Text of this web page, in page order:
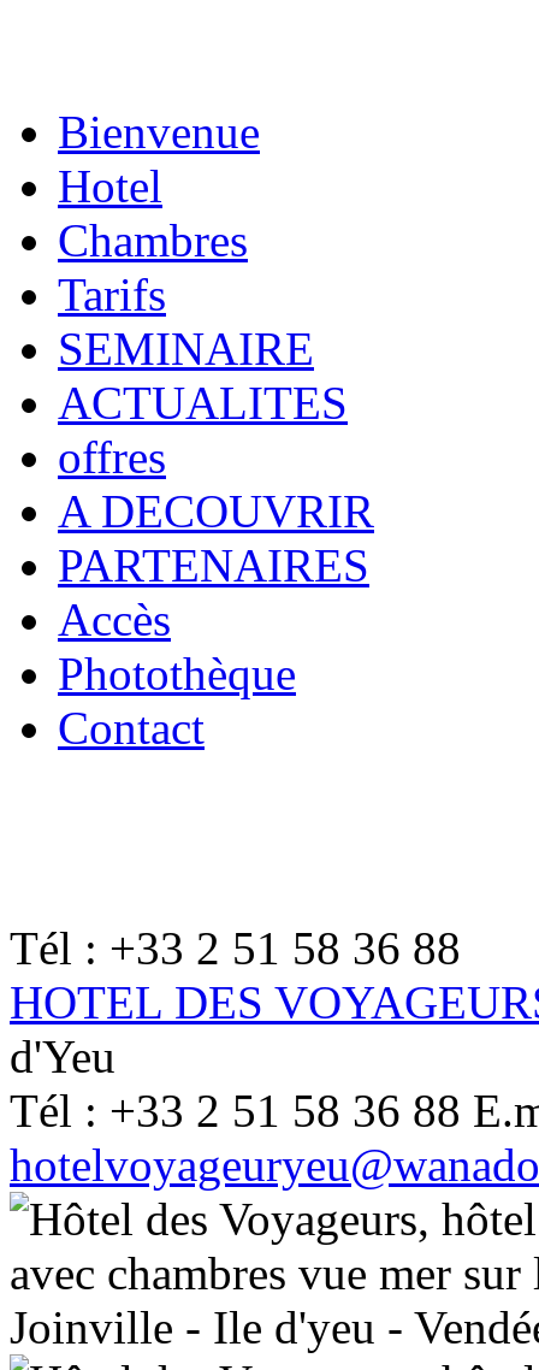
Bienvenue
Hotel
Chambres
Tarifs
SEMINAIRE
ACTUALITES
offres
A DECOUVRIR
PARTENAIRES
Accès
Photothèque
Contact
Tél : +33 2 51 58 36 88
HOTEL DES
d'Yeu
Tél : +33 2 51 58 36 88